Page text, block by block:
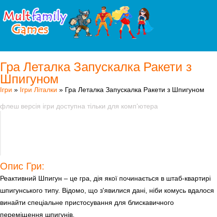
Гра Леталка Запускалка Ракети з
Шпигуном
Ігри » Ігри Літалки » Гра Леталка Запускалка Ракети з Шпигуном
флеш версія ігри доступна тільки для комп'ютера
Опис Гри:
Реактивний Шпигун – це гра, дія якої починається в штаб-квартирі
шпигунського типу. Відомо, що з'явилися дані, ніби комусь вдалося
винайти спеціальне пристосування для блискавичного
переміщення шпигунів.